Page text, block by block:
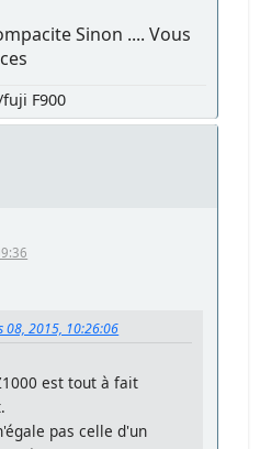
Sinon .... Vous
F900
08, 2015, 10:26:06
est tout à fait
pas celle d'un